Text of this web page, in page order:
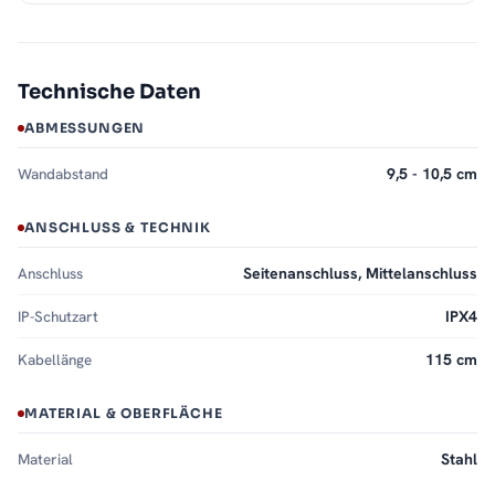
Technische Daten
ABMESSUNGEN
Wandabstand 9,5 - 10,5 cm
ANSCHLUSS & TECHNIK
Anschluss Seitenanschluss, Mittelanschluss
IP-Schutzart IPX4
Kabellänge 115 cm
MATERIAL & OBERFLÄCHE
Material Stahl